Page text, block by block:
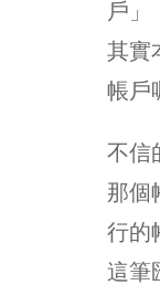
戶」
其實
帳戶
不信
那個
行的
這筆